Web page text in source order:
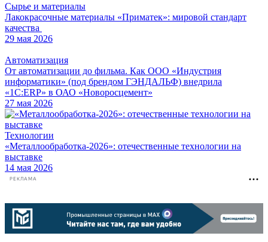
Сырье и материалы
Лакокрасочные материалы «Приматек»: мировой стандарт
качества
29 мая 2026
Автоматизация
От автоматизации до фильма. Как ООО «Индустрия
информатики» (под брендом ГЭНДАЛЬФ) внедрила
«1С:ERP» в ОАО «Новоросцемент»
27 мая 2026
Технологии
«Металлообработка-2026»: отечественные технологии на
выставке
14 мая 2026
РЕКЛАМА